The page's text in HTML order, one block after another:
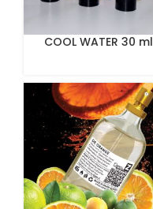
COOL WATER 30 ml